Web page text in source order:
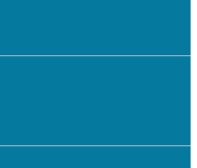
barva